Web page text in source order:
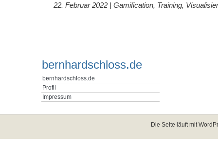
22. Februar 2022 | Gamification, Training,
bernhardschloss.de
bernhardschloss.de
Profil
Impressum
Die Seite läuft mit